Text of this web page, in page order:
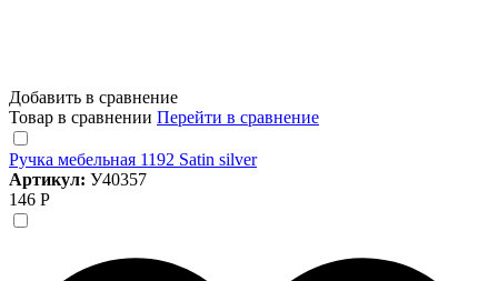
Добавить в сравнение
Товар в сравнении Перейти в сравнение
Ручка мебельная 1192 Satin silver
Артикул: У40357
146 Р